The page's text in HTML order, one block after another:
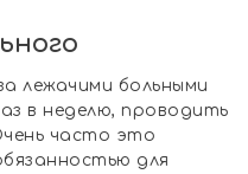
лежачими больными
в неделю, проводить
часто это
для